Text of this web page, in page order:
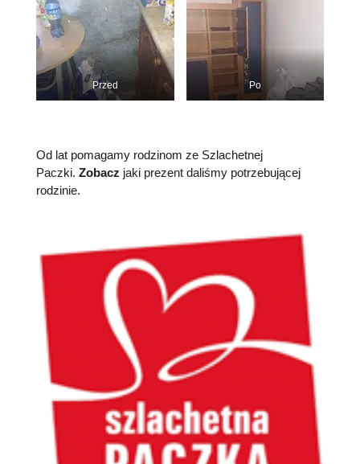
Przed Po
Od lat pomagamy rodzinom ze Szlachetnej
Paczki. Zobacz jaki prezent daliśmy potrzebującej
rodzinie.